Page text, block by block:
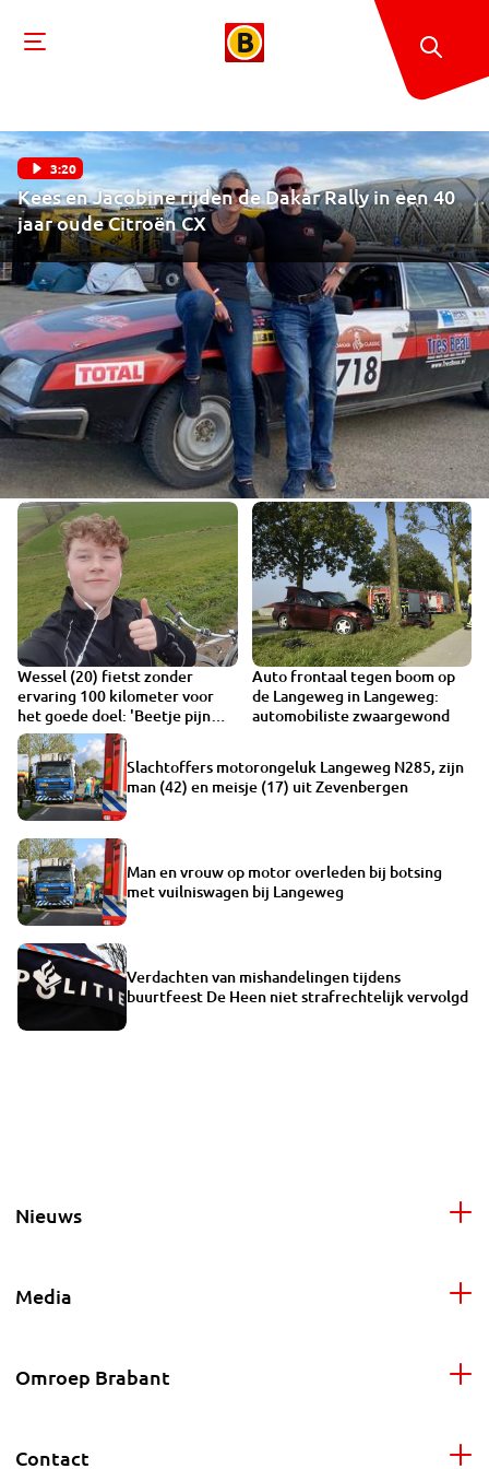
3:20
Kees en Jacobine rijden de Dakar Rally in een 40
jaar oude Citroën CX
Wessel (20) fietst zonder
ervaring 100 kilometer voor
het goede doel: 'Beetje pijn
aan mijn billen'
Auto frontaal tegen boom op
de Langeweg in Langeweg:
automobiliste zwaargewond
Slachtoffers motorongeluk Langeweg N285, zijn
man (42) en meisje (17) uit Zevenbergen
Man en vrouw op motor overleden bij botsing
met vuilniswagen bij Langeweg
Verdachten van mishandelingen tijdens
buurtfeest De Heen niet strafrechtelijk vervolgd
Nieuws
Media
Omroep Brabant
Contact